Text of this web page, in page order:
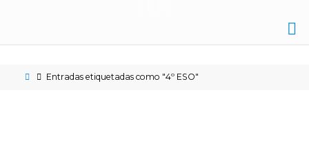
NICOLÁS
Entradas etiquetadas como "4º ESO"